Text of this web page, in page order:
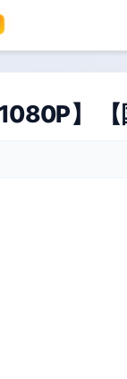
】 【